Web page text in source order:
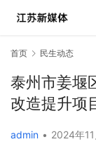
首页 民生动态
泰州市姜堰
改造提升项
admin • 2024年